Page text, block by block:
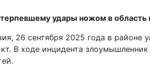
удары ножом в область
26 сентября 2025 года в
В ходе инцидента